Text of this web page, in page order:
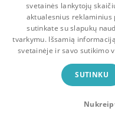
Pradinis Krepšelis
Bookswap
Mainykis
Uždaryti
svetainės lankytojų
aktualesnius reklaminius
sutinkate su slapukų
tvarkymu. Išsamią
svetainėje ir savo sutikimo
SUTINKU